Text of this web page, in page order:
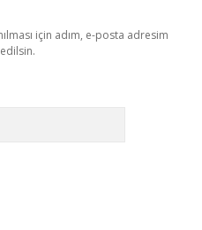
için adım, e-posta adresim